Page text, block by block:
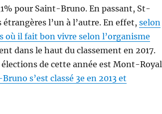
pour Saint-Bruno. En passant, St-
l’un à l’autre. En effet, selon
où il fait bon vivre selon l’organisme
dans le haut du classement en 2017.
de cette année est Mont-Royal
s’est classé 3e en 2013 et